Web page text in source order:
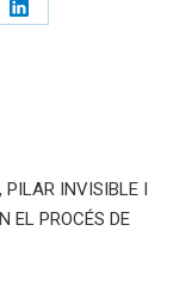
Share
PILAR INVISIBLE I
EL PROCÉS DE